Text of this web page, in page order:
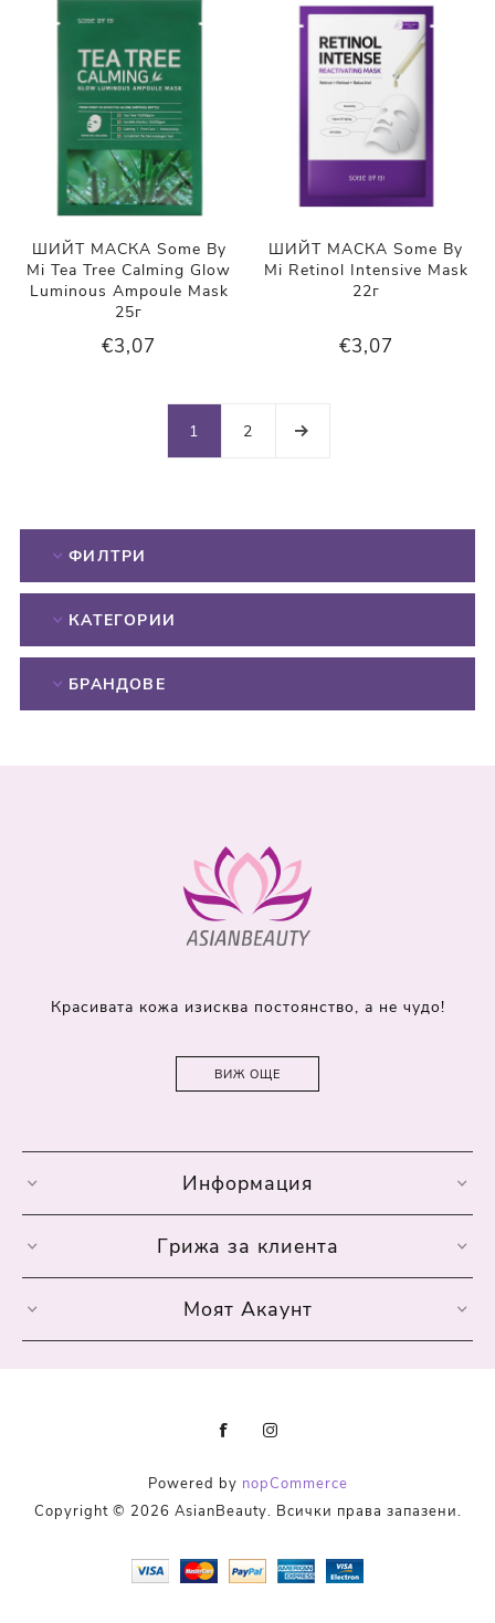
ШИЙТ МАСКА Some By
Mi Tea Tree Calming Glow
Luminous Ampoule Mask
25г
€3,07
ШИЙТ МАСКА Some By
Mi Retinol Intensive Mask
22г
€3,07
1 2
ФИЛТРИ
КАТЕГОРИИ
БРАНДОВЕ
Красивата кожа изисква постоянство, а не чудо!
ВИЖ ОЩЕ
Информация
Грижа за клиента
Моят Акаунт
Powered by nopCommerce
Copyright © 2026 AsianBeauty. Всички права запазени.